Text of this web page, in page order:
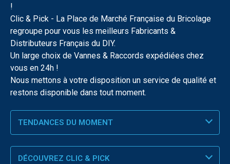
!
Clic & Pick - La Place de Marché Française du Bricolage
regroupe pour vous les meilleurs Fabricants &
Distributeurs Français du DIY.
Un large choix de Vannes & Raccords expédiées chez
vous en 24h !
Nous mettons à votre disposition un service de qualité et
restons disponible dans tout moment.
TENDANCES DU MOMENT
DÉCOUVREZ CLIC & PICK